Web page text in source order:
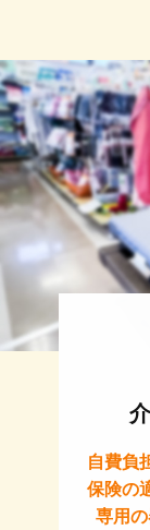
自費負
保険の
専用